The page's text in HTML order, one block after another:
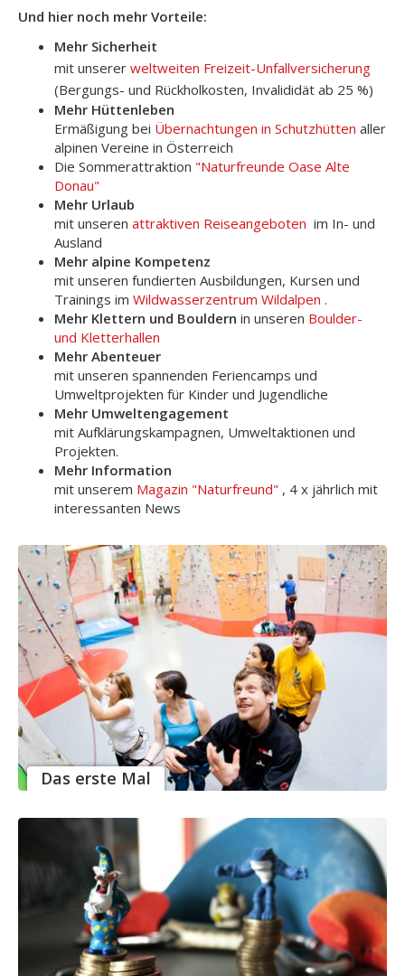
Und hier noch mehr Vorteile:
Mehr Sicherheit
mit unserer weltweiten Freizeit-Unfallversicherung
(Bergungs- und Rückholkosten, Invalididät ab 25 %)
Mehr Hüttenleben
Ermäßigung bei Übernachtungen in Schutzhütten aller
alpinen Vereine in Österreich
Die Sommerattraktion "Naturfreunde Oase Alte
Donau"
Mehr Urlaub
mit unseren attraktiven Reiseangeboten im In- und
Ausland
Mehr alpine Kompetenz
mit unseren fundierten Ausbildungen, Kursen und
Trainings im Wildwasserzentrum Wildalpen .
Mehr Klettern und Bouldern in unseren Boulder-
und Kletterhallen
Mehr Abenteuer
mit unseren spannenden Feriencamps und
Umweltprojekten für Kinder und Jugendliche
Mehr Umweltengagement
mit Aufklärungskampagnen, Umweltaktionen und
Projekten.
Mehr Information
mit unserem Magazin "Naturfreund" , 4 x jährlich mit
interessanten News
Das erste Mal